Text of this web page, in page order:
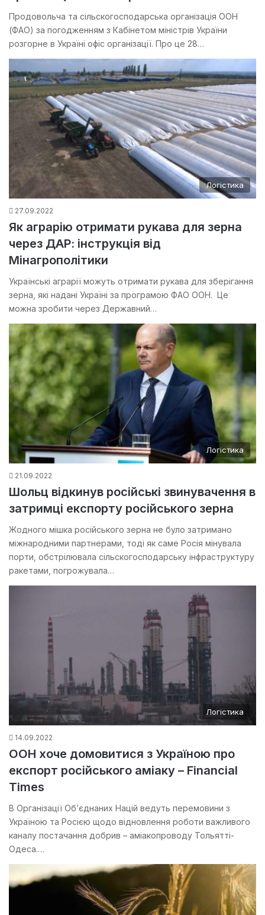
Продовольча та сільскогосподарська організація ООН
(ФАО) за погодженням з Кабінетом міністрів України
розгорне в Україні офіс організації. Про це 28…
Логістика
27.09.2022
Як аграрію отримати рукава для зерна
через ДАР: інструкція від
Мінагрополітики
Українські аграрії можуть отримати рукава для зберігання
зерна, які надані Україні за програмою ФАО ООН. Це
можна зробити через Державний…
Логістика
21.09.2022
Шольц відкинув російські звинувачення в
затримці експорту російського зерна
Жодного мішка російського зерна не було затримано
міжнародними партнерами, тоді як саме Росія мінувала
порти, обстрілювала сільскогосподарську інфраструктуру
ракетами, погрожувала…
Логістика
14.09.2022
ООН хоче домовитися з Україною про
експорт російського аміаку – Financial
Times
В Організації Об’єднаних Націй ведуть перемовини з
Україною та Росією щодо відновлення роботи важливого
каналу постачання добрив – аміакопроводу Тольятті-
Одеса.…